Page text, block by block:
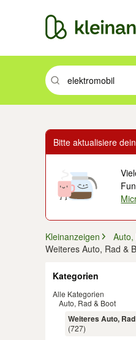
Suchbegriff eingeben.
Bitte aktualisiere
Kleinanzeigen
Auto,
Weiteres Auto, Rad &
Kategorien
Alle Kategorien
Auto, Rad & Boot
Weiteres Auto,
(727)